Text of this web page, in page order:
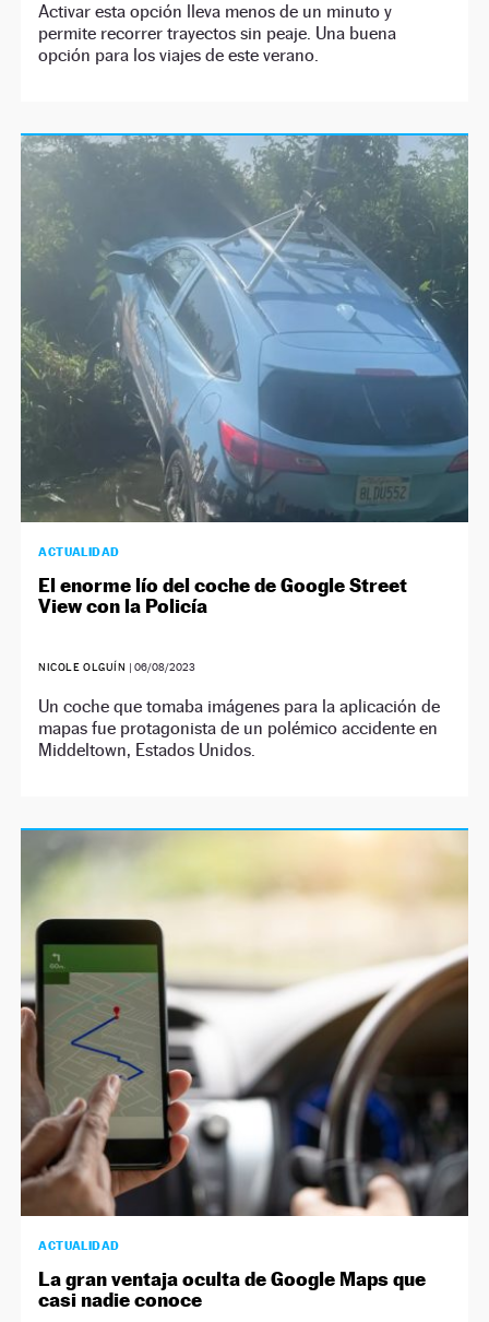
Activar esta opción lleva menos de un minuto y
permite recorrer trayectos sin peaje. Una buena
opción para los viajes de este verano.
ACTUALIDAD
El enorme lío del coche de Google Street
View con la Policía
NICOLE OLGUÍN |06/08/2023
Un coche que tomaba imágenes para la aplicación de
mapas fue protagonista de un polémico accidente en
Middeltown, Estados Unidos.
ACTUALIDAD
La gran ventaja oculta de Google Maps que
casi nadie conoce